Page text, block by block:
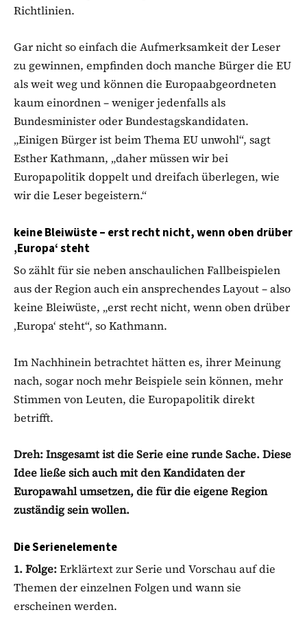
Richtlinien.
Gar nicht so einfach die Aufmerksamkeit der Leser
zu gewinnen, empfinden doch manche Bürger die EU
als weit weg und können die Europaabgeordneten
kaum einordnen – weniger jedenfalls als
Bundesminister oder Bundestagskandidaten.
„Einigen Bürger ist beim Thema EU unwohl“, sagt
Esther Kathmann, „daher müssen wir bei
Europapolitik doppelt und dreifach überlegen, wie
wir die Leser begeistern.“
keine Bleiwüste – erst recht nicht, wenn oben drüber
‚Europa‘ steht
So zählt für sie neben anschaulichen Fallbeispielen
aus der Region auch ein ansprechendes Layout – also
keine Bleiwüste, „erst recht nicht, wenn oben drüber
‚Europa‘ steht“, so Kathmann.
Im Nachhinein betrachtet hätten es, ihrer Meinung
nach, sogar noch mehr Beispiele sein können, mehr
Stimmen von Leuten, die Europapolitik direkt
betrifft.
Dreh: Insgesamt ist die Serie eine runde Sache. Diese
Idee ließe sich auch mit den Kandidaten der
Europawahl umsetzen, die für die eigene Region
zuständig sein wollen.
Die Serienelemente
1. Folge:Erklärtext zur Serie und Vorschau auf die
Themen der einzelnen Folgen und wann sie
erscheinen werden.